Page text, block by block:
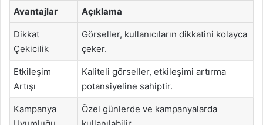
Avantajlar Açıklama
Dikkat
Çekicilik
Görseller, kullanıcıların dikkatini kolayca
çeker.
Etkileşim
Artışı
Kaliteli görseller, etkileşimi artırma
potansiyeline sahiptir.
Kampanya
Özel günlerde ve kampanyalarda